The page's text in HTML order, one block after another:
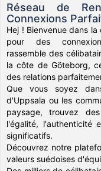
Réseau de
Connexions
Hej ! Bienvenue dans
pour des
rassemble des
la côte de Göteborg,
des relations
Que vous soyez
d'Uppsala ou les
paysage, trouvez
l'égalité, l'authenticité
significatifs.
Découvrez notre
valeurs suédoises